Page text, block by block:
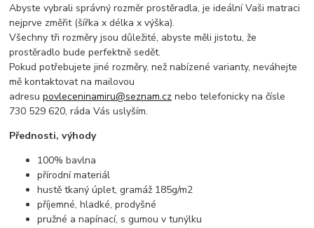
Abyste vybrali správný rozměr prostěradla, je ideální Vaši matraci
nejprve změřit (šířka x délka x výška).
Všechny tři rozměry jsou důležité, abyste měli jistotu, že
prostěradlo bude perfektně sedět.
Pokud potřebujete jiné rozměry, než nabízené varianty, neváhejte
mě kontaktovat na mailovou
adresupovleceninamiru@seznam.cz nebo telefonicky na čísle
730 529 620, ráda Vás uslyším.
Přednosti, výhody
100% bavlna
přírodní materiál
hustě tkaný úplet, gramáž 185g/m2
příjemné, hladké, prodyšné
pružné a napínací, s gumou v tunýlku